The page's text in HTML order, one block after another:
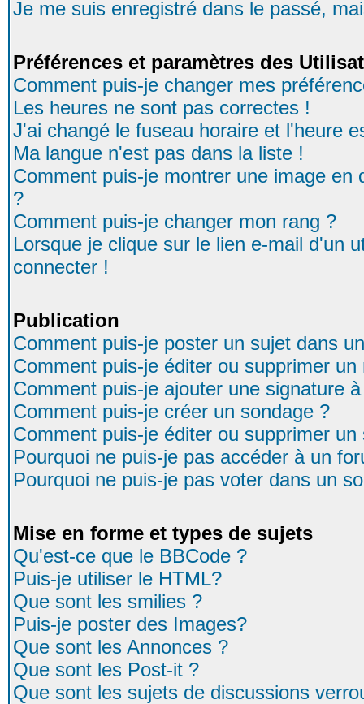
Je me suis enregistré dans le passé,
Préférences et paramètres des
Comment puis-je changer mes
Les heures ne sont pas correctes !
J'ai changé le fuseau horaire et l'heure
Ma langue n'est pas dans la liste !
Comment puis-je montrer une image
?
Comment puis-je changer mon rang ?
Lorsque je clique sur le lien e-mail d'un
connecter !
Publication
Comment puis-je poster un sujet dans
Comment puis-je éditer ou supprimer un
Comment puis-je ajouter une signature
Comment puis-je créer un sondage ?
Comment puis-je éditer ou supprimer un
Pourquoi ne puis-je pas accéder à un
Pourquoi ne puis-je pas voter dans un
Mise en forme et types de sujets
Qu'est-ce que le BBCode ?
Puis-je utiliser le HTML?
Que sont les smilies ?
Puis-je poster des Images?
Que sont les Annonces ?
Que sont les Post-it ?
Que sont les sujets de discussions